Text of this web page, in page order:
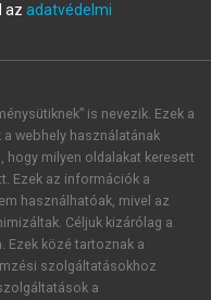
automatikusan
az adatvédelmi
is nevezik. Ezek a
webhely használatának
milyen oldalakat keresett
Ezek az információk a
használhatóak, mivel az
Céljuk kizárólag a
Ezek közé tartoznak a
szolgáltatásokhoz
a